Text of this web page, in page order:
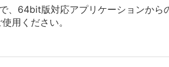
64bit版対応アプリケーションから
用ください。